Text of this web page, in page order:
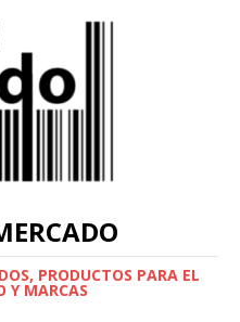
PRODUCTOS PARA EL
Y MARCAS